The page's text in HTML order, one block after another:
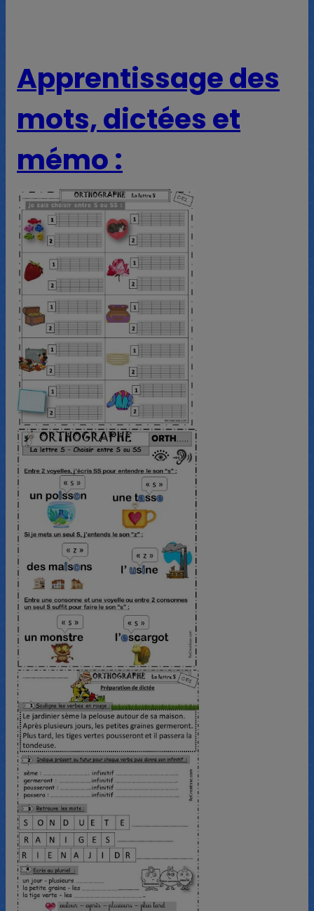
Apprentissage des
mots, dictées et
mémo :